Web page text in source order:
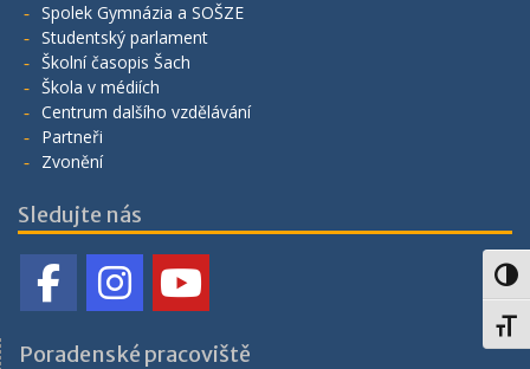
Spolek Gymnázia a SOŠZE
Studentský parlament
Školní časopis Šach
Škola v médiích
Centrum dalšího vzdělávání
Partneři
Zvonění
Sledujte nás
Poradenské pracoviště